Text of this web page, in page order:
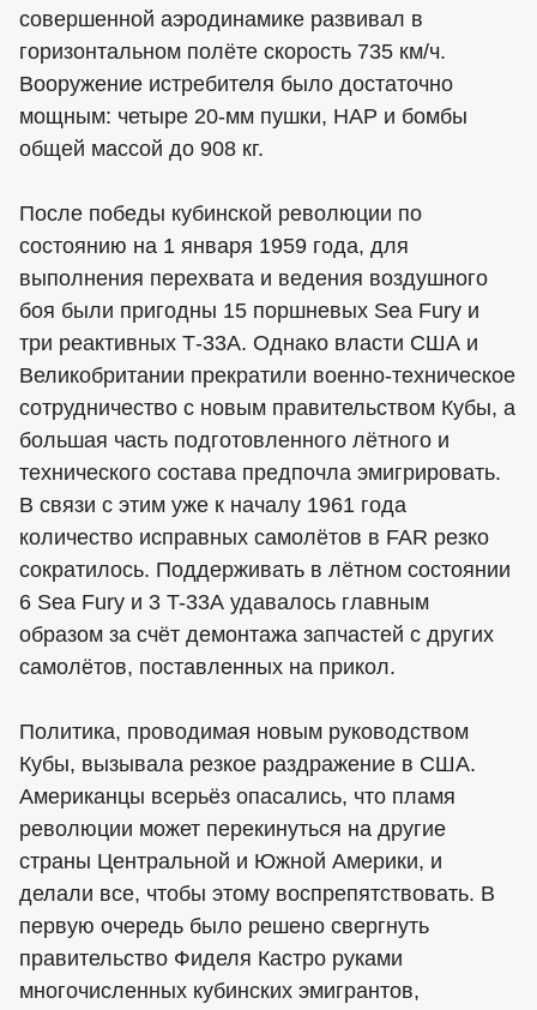
совершенной аэродинамике развивал в
горизонтальном полёте скорость 735 км/ч.
Вооружение истребителя было достаточно
мощным: четыре 20-мм пушки, НАР и бомбы
общей массой до 908 кг.
После победы кубинской революции по
состоянию на 1 января 1959 года, для
выполнения перехвата и ведения воздушного
боя были пригодны 15 поршневых Sea Fury и
три реактивных Т-33А. Однако власти США и
Великобритании прекратили военно-техническое
сотрудничество с новым правительством Кубы, а
большая часть подготовленного лётного и
технического состава предпочла эмигрировать.
В связи с этим уже к началу 1961 года
количество исправных самолётов в FAR резко
сократилось. Поддерживать в лётном состоянии
6 Sea Fury и 3 T-33А удавалось главным
образом за счёт демонтажа запчастей с других
самолётов, поставленных на прикол.
Политика, проводимая новым руководством
Кубы, вызывала резкое раздражение в США.
Американцы всерьёз опасались, что пламя
революции может перекинуться на другие
страны Центральной и Южной Америки, и
делали все, чтобы этому воспрепятствовать. В
первую очередь было решено свергнуть
правительство Фиделя Кастро руками
многочисленных кубинских эмигрантов,